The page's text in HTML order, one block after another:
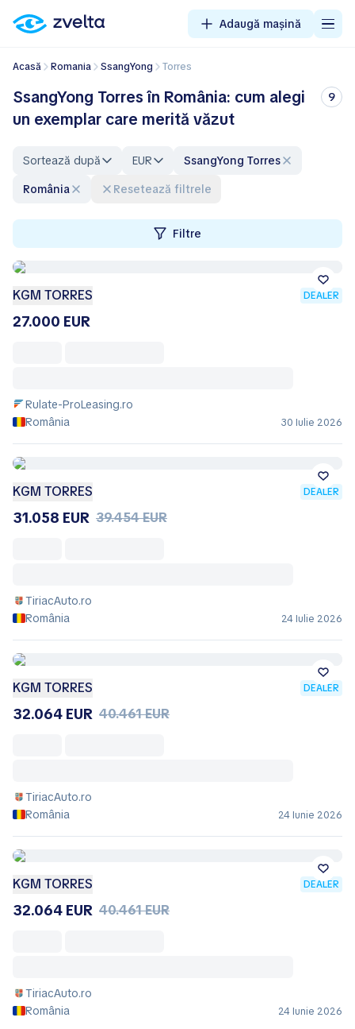
Adaugă mașină
Acasă Romania SsangYong Torres
SsangYong Torres în România: cum alegi
un exemplar care merită văzut
9
Sortează după EUR
SsangYong Torres
România
Resetează filtrele
Filtre
KGM TORRES DEALER
27.000 EUR
Rulate-ProLeasing.ro
România
30 Iulie 2026
KGM TORRES DEALER
31.058 EUR 39.454 EUR
TiriacAuto.ro
România
24 Iulie 2026
KGM TORRES DEALER
32.064 EUR 40.461 EUR
TiriacAuto.ro
România
24 Iunie 2026
KGM TORRES DEALER
32.064 EUR 40.461 EUR
TiriacAuto.ro
România
24 Iunie 2026